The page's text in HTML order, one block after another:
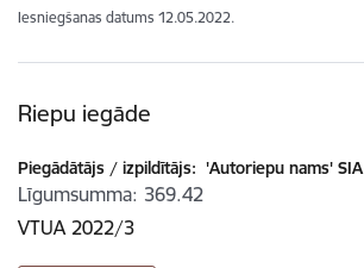
Iesniegšanas datums 12.05.2022.
Riepu iegāde
Piegādātājs / izpildītājs: 'Autoriepu nams' SIA
Līgumsumma 369.42
VTUA 2022/3